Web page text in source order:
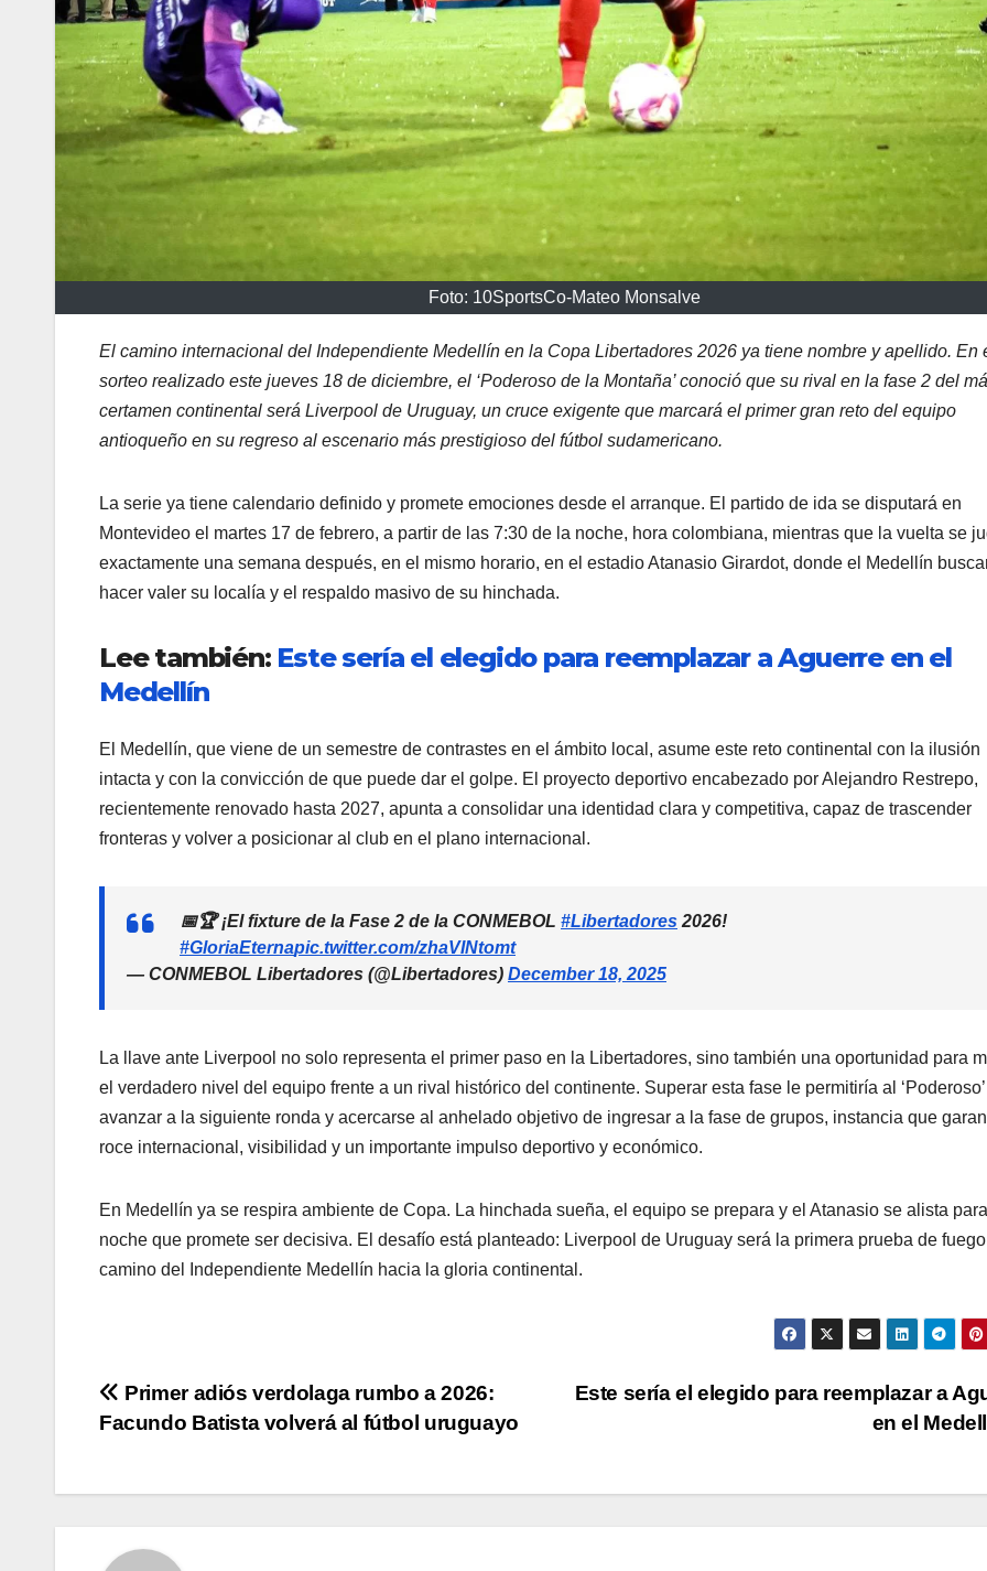
Foto: 10SportsCo-Mateo Monsalve
El camino internacional del Independiente Medellín en la Copa Libertadores 2026 ya tiene nombre y apellido. En
sorteo realizado este jueves 18 de diciembre, el ‘Poderoso de la Montaña’ conoció que su rival en la fase 2 del
certamen continental será Liverpool de Uruguay, un cruce exigente que marcará el primer gran reto del equipo
antioqueño en su regreso al escenario más prestigioso del fútbol sudamericano.
La serie ya tiene calendario definido y promete emociones desde el arranque. El partido de ida se disputará en
Montevideo el martes 17 de febrero, a partir de las 7:30 de la noche, hora colombiana, mientras que la vuelta se
exactamente una semana después, en el mismo horario, en el estadio Atanasio Girardot, donde el Medellín
hacer valer su localía y el respaldo masivo de su hinchada.
Lee también: Este sería el elegido para reemplazar a Aguerre en el
Medellín
El Medellín, que viene de un semestre de contrastes en el ámbito local, asume este reto continental con la ilusión
intacta y con la convicción de que puede dar el golpe. El proyecto deportivo encabezado por Alejandro Restrepo,
recientemente renovado hasta 2027, apunta a consolidar una identidad clara y competitiva, capaz de trascender
fronteras y volver a posicionar al club en el plano internacional.
📅🏆 ¡El fixture de la Fase 2 de la CONMEBOL #Libertadores 2026!
#GloriaEternapic.twitter.com/zhaVINtomt
— CONMEBOL Libertadores (@Libertadores) December 18, 2025
La llave ante Liverpool no solo representa el primer paso en la Libertadores, sino también una oportunidad para
el verdadero nivel del equipo frente a un rival histórico del continente. Superar esta fase le permitiría al ‘Poderoso’
avanzar a la siguiente ronda y acercarse al anhelado objetivo de ingresar a la fase de grupos, instancia que
roce internacional, visibilidad y un importante impulso deportivo y económico.
En Medellín ya se respira ambiente de Copa. La hinchada sueña, el equipo se prepara y el Atanasio se alista
noche que promete ser decisiva. El desafío está planteado: Liverpool de Uruguay será la primera prueba de
camino del Independiente Medellín hacia la gloria continental.
Este sería el elegido para reemplazar a
en el
Primer adiós verdolaga rumbo a 2026:
Facundo Batista volverá al fútbol uruguayo